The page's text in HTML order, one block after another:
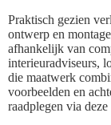
Praktisch gezien
ontwerp en
afhankelijk van
interieuradviseurs,
die maatwerk
voorbeelden en
raadplegen via